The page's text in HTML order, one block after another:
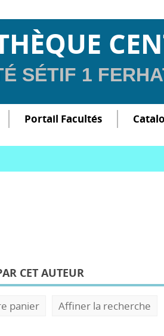
SÉTIF 1
Portail Facultés
CET AUTEUR
panier Affiner la recherche